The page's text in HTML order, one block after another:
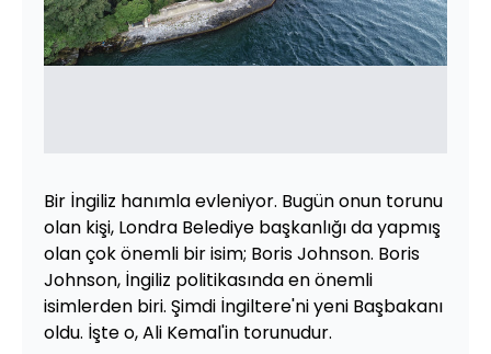
Bir İngiliz hanımla evleniyor. Bugün onun torunu
olan kişi, Londra Belediye başkanlığı da yapmış
olan çok önemli bir isim; Boris Johnson. Boris
Johnson, İngiliz politikasında en önemli
isimlerden biri. Şimdi İngiltere'ni yeni Başbakanı
oldu. İşte o, Ali Kemal'in torunudur.